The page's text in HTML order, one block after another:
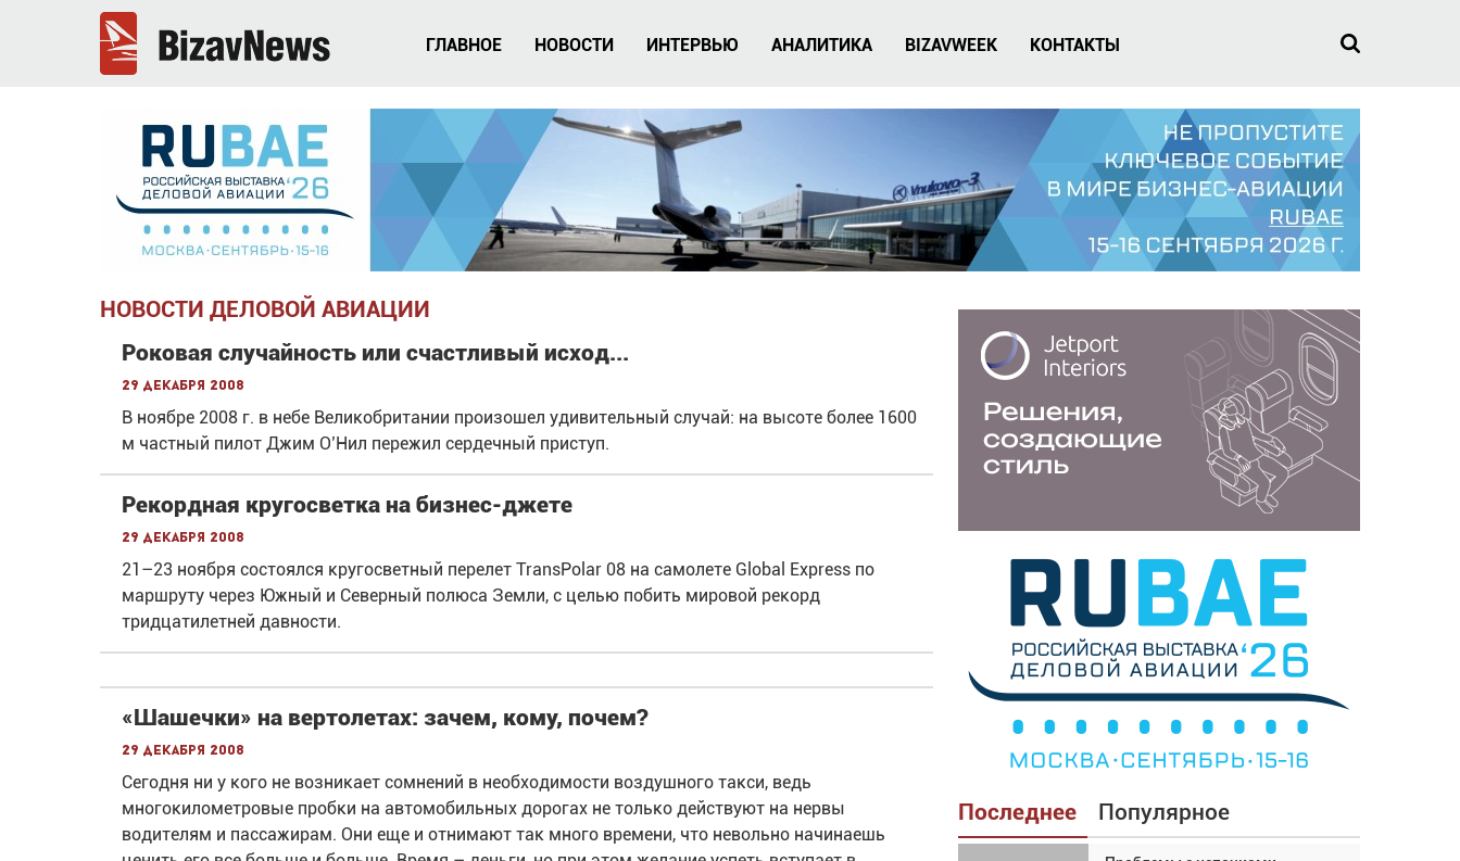
ГЛАВНОЕ НОВОСТИ ИНТЕРВЬЮ АНАЛИТИКА BIZAVWEEK КОНТАКТЫ
НОВОСТИ ДЕЛОВОЙ АВИАЦИИ
Роковая случайность или счастливый исход...
29 декабря 2008
В ноябре 2008 г. в небе Великобритании произошел удивительный случай: на высоте более 1600
м частный пилот Джим О’Нил пережил сердечный приступ.
Рекордная кругосветка на бизнес-джете
29 декабря 2008
21–23 ноября состоялся кругосветный перелет TransPolar 08 на самолете Global Express по
маршруту через Южный и Северный полюса Земли, с целью побить мировой рекорд
тридцатилетней давности.
«Шашечки» на вертолетах: зачем, кому, почем?
29 декабря 2008
Сегодня ни у кого не возникает сомнений в необходимости воздушного такси, ведь
многокилометровые пробки на автомобильных дорогах не только действуют на нервы
водителям и пассажирам. Они еще и отнимают так много времени, что невольно начинаешь
Последнее Популярное